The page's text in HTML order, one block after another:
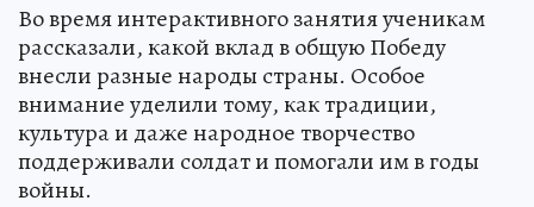
Во время интерактивного занятия ученикам
рассказали, какой вклад в общую Победу
внесли разные народы страны. Особое
внимание уделили тому, как традиции,
культура и даже народное творчество
поддерживали солдат и помогали им в годы
войны.